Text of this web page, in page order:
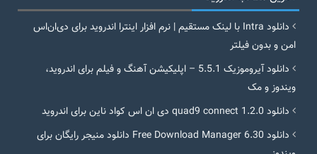
دانلود Intra با لینک مستقیم | نرم افزار اینترا اندروید برای دی‌ان‌اس
امن و بدون فیلتر
دانلود آیروموزیک 5.5.1 – اپلیکیشن آهنگ و فیلم برای اندروید،
ویندوز و مک
دانلود quad9 connect 1.2.0 دی ان اس کواد ناین برای اندروید
دانلود Free Download Manager 6.30 دانلود منیجر رایگان برای